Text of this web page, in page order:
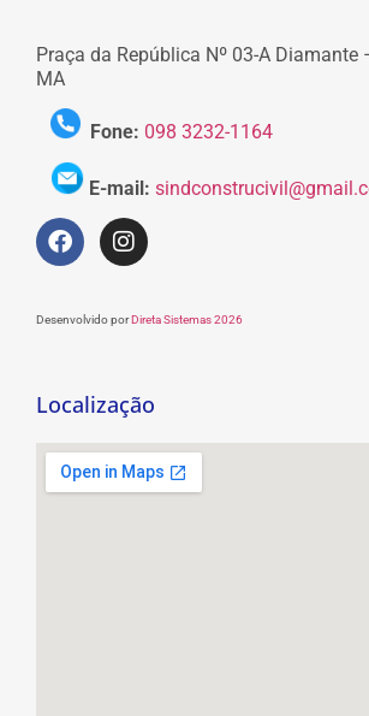
Praça da República Nº 03-A Diamante
MA
Fone: 098 3232-1164
E-mail:
Desenvolvido porDireta Sistemas 2026
Localização